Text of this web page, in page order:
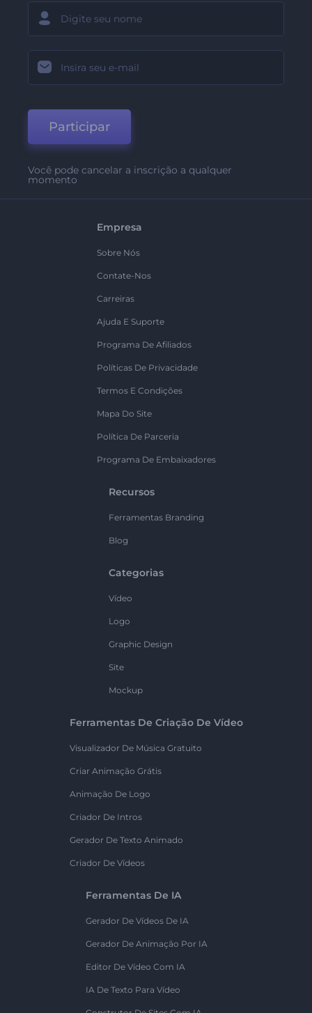
Participar
Você pode cancelar a inscrição a qualquer
momento
Empresa
Sobre Nós
Contate-Nos
Carreiras
Ajuda E Suporte
Programa De Afiliados
Políticas De Privacidade
Termos E Condições
Mapa Do Site
Política De Parceria
Programa De Embaixadores
Recursos
Ferramentas Branding
Blog
Categorias
Vídeo
Logo
Graphic Design
Site
Mockup
Ferramentas De Criação De Vídeo
Visualizador De Música Gratuito
Criar Animação Grátis
Animação De Logo
Criador De Intros
Gerador De Texto Animado
Criador De Vídeos
Ferramentas De IA
Gerador De Vídeos De IA
Gerador De Animação Por IA
Editor De Vídeo Com IA
IA De Texto Para Vídeo